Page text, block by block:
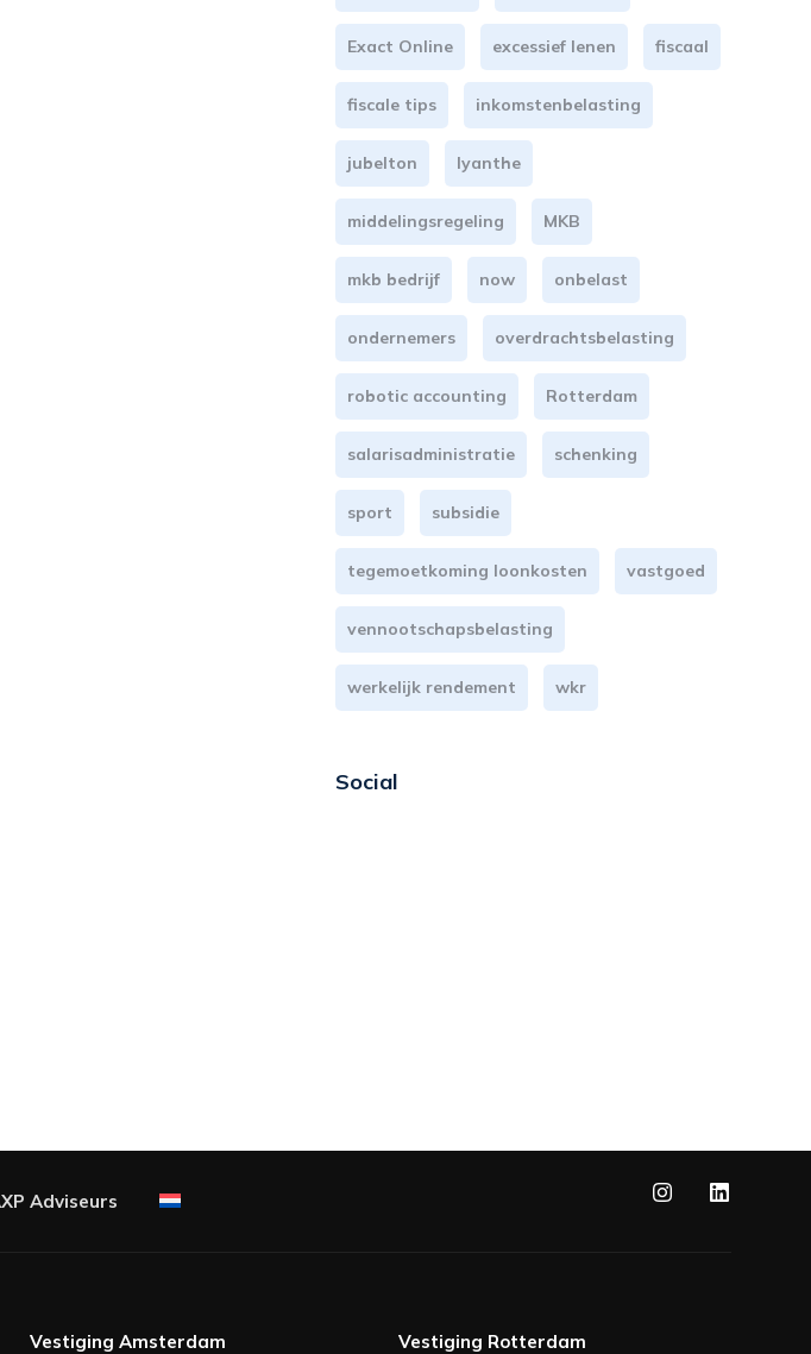
Exact Online excessief lenen fiscaal
fiscale tips inkomstenbelasting
jubelton lyanthe
middelingsregeling MKB
mkb bedrijf now onbelast
ondernemers overdrachtsbelasting
robotic accounting Rotterdam
salarisadministratie schenking
sport subsidie
tegemoetkoming loonkosten vastgoed
vennootschapsbelasting
werkelijk rendement wkr
Social
Adviseurs
Vestiging Amsterdam Vestiging Rotterdam